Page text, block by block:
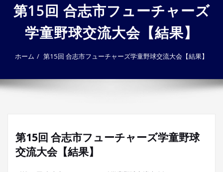
シ
ョ
ン
を
り
第15回 合志市フューチャーズ
学童野球交流大会【結果】
ホーム 第15回 合志市フューチャーズ学童野球交流大会【結果】
第15回 合志市フューチャーズ学童野球
交流大会【結果】